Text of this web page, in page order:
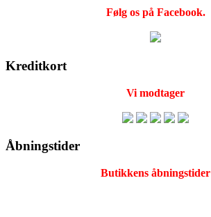
Følg os på Facebook.
Kreditkort
Vi modtager
Åbningstider
Butikkens åbningstider